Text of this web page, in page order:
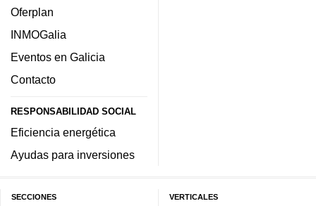
Oferplan
INMOGalia
Eventos en Galicia
Contacto
RESPONSABILIDAD SOCIAL
Eficiencia energética
Ayudas para inversiones
SECCIONES VERTICALES